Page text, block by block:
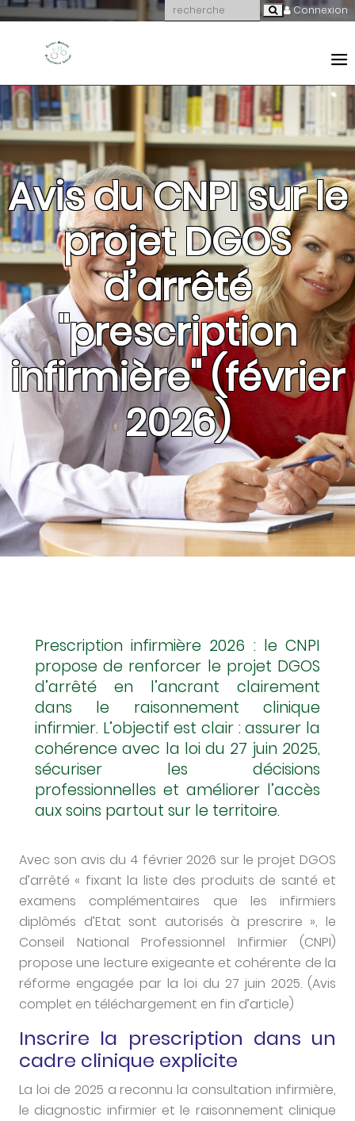
Connexion
Avis du CNPI sur le
projet DGOS
d’arrêté
"prescription
infirmière" (février
2026)
Prescription infirmière 2026 : le CNPI
propose de renforcer le projet DGOS
d’arrêté en l’ancrant clairement
dans le raisonnement clinique
infirmier. L’objectif est clair : assurer la
cohérence avec la loi du 27 juin 2025,
sécuriser les décisions
professionnelles et améliorer l’accès
aux soins partout sur le territoire.
Avec son avis du 4 février 2026 sur le projet DGOS
d’arrêté « fixant la liste des produits de santé et
examens complémentaires que les infirmiers
diplômés d’Etat sont autorisés à prescrire », le
Conseil National Professionnel Infirmier (CNPI)
propose une lecture exigeante et cohérente de la
réforme engagée par la loi du 27 juin 2025. (Avis
complet en téléchargement en fin d’article)
Inscrire la prescription dans un
cadre clinique explicite
La loi de 2025 a reconnu la consultation infirmière,
le diagnostic infirmier et le raisonnement clinique